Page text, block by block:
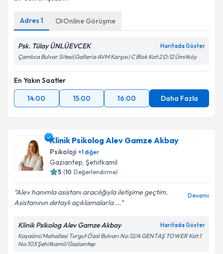
Adres 1 Online Görüşme
Psk. Tülay ÜNLÜEVCEK Haritada Göster
Çamlıca Bulvar Sitesi(Galleria AVM Karşısı) C Blok Kat:2 D:12 Ümitköy
En Yakın Saatler
14:00
15:00 16:00 Daha Fazla
Klinik Psikolog Alev Gamze Akbay
Psikoloji +1diğer
Gaziantep, Şehitkamil
5 (10 Değerlendirme)
Alev hanımla asistanı aracılığıyla iletişime geçtim.
Asistanının detaylı açıklamalarla ...
Devamı
Klinik Psikolog Alev Gamze Akbay Haritada Göster
Kayaönü Mahallesi Turgut Özal Bulvarı No:12/A GENTAŞ TOWER Kat:1
No:103 Şehitkamil/Gaziantep